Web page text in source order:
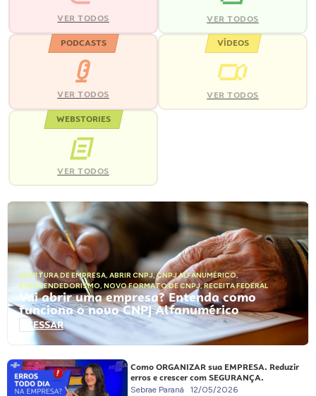
VER TODOS VER TODOS
PODCASTS
VER TODOS
VÍDEOS
VER TODOS
WEBSTORIES
VER TODOS
ABERTURA DE EMPRESA, ABRIR CNPJ,CNPJ ALFANUMÉRICO,
EMPREENDEDORISMO, NOVO FORMATO DE CNPJ,RECEITA FEDERAL
Vai abrir uma empresa? Entenda como
funciona o novo CNPJ Alfanumérico
ACESSAR
Como ORGANIZAR sua EMPRESA. Reduzir
erros e crescer com SEGURANÇA.
Sebrae Paraná 12/05/2026